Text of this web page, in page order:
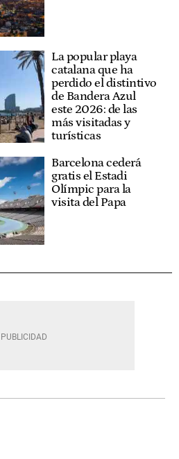
La popular playa
catalana que ha
perdido el distintivo
de Bandera Azul
este 2026: de las
más visitadas y
turísticas
Barcelona cederá
gratis el Estadi
Olímpic para la
visita del Papa